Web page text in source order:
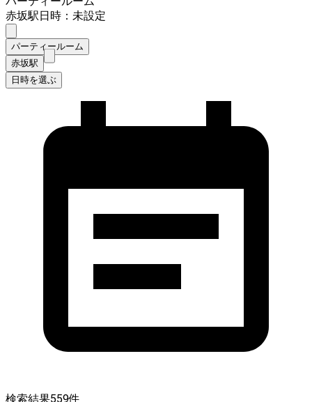
赤坂駅日時：未設定
パーティールーム
赤坂駅
日時を選ぶ
検索結果559件